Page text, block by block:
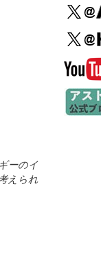
ーのイ
えられ